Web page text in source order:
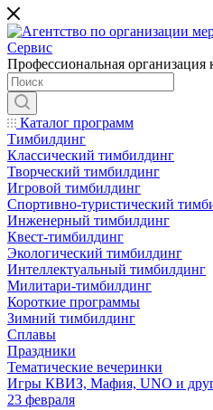
Профессиональная
Каталог программ
Тимбилдинг
Классический тимбилдинг
Творческий тимбилдинг
Игровой тимбилдинг
Спортивно-туристический
Инженерный тимбилдинг
Квест-тимбилдинг
Экологический тимбилдинг
Интеллектуальный тимбилдинг
Милитари-тимбилдинг
Короткие программы
Зимний тимбилдинг
Сплавы
Праздники
Тематические вечеринки
Игры КВИЗ, Мафия, UNO и
23 февраля